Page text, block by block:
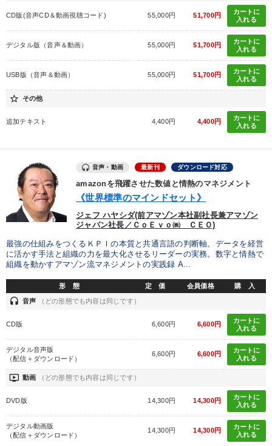
2026年春季全国経営者セミナー収録講演ＣＤ・講演ＤＶＤ・デジ
タル版（音声／動画ストリーミング・ダウンロード）
キーワード
リーダーシップ インバウンド
※「更新」を押すと「カテゴリー」「目的別」「キーワード」を更新いただけます。
local_offer タグから探す
すべての音声・動画（全2077タイトル）からお探しいただけます
タグ・キーワード
賃金制度
AI 人事戦略
CD版(音声CD＆動画視聴コード) 55,000円 51,700円
カートに
入れる
デジタル版（音声＆動画） 55,000円 51,700円
カートに
入れる
USB版（音声＆動画） 55,000円 51,700円
カートに
入れる
star_border その他
追加テキスト 4,400円 4,400円
カートに
入れる
音声・動画 最新刊 ダウンロード対応
amazonを飛躍させた数値と情熱のマネジメント
《世界標準のマインドセット》
ジェフ ハヤシダ(前アマゾン本社副社長兼アマゾン
ジャパン社長／ＣｏＥｖｏ㈱ ＣＥＯ)
最強の仕組みをつくるＫＰＩの本質と共通言語の判断軸。データを経営
に活かす手法と組織の力を最大化させるリーダーの実務。数字と情熱で
組織を動かすアマゾン流マネジメントの実践録 A...
形 態 定 価 会員価格 購 入
headset 音声 （どの形態でも内容は同じです）
CD版 6,600円 6,600円
カートに
入れる
デジタル音声版
（配信＋ダウンロード）
6,600円 6,600円
カートに
入れる
ondemand_video 動画 （どの形態でも内容は同じです）
DVD版 14,300円 14,300円
カートに
入れる
デジタル動画版
（配信＋ダウンロード）
14,300円 14,300円
カートに
入れる